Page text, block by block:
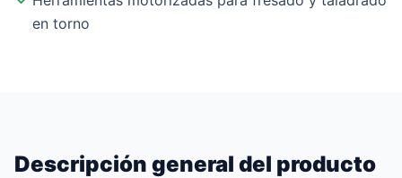
en torno
Descripción general del producto